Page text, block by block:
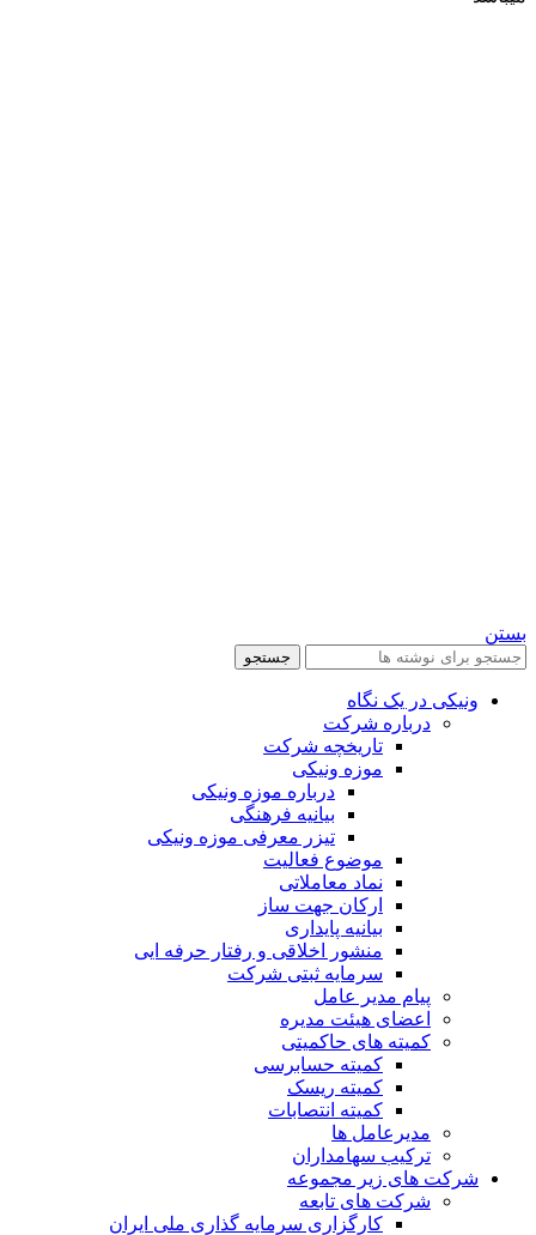
بستن
جستجو
ونیکی در یک نگاه
درباره شرکت
تاریخچه شرکت
موزه ونیکی
درباره موزه ونیکی
بیانیه فرهنگی
تیزر معرفی موزه ونیکی
موضوع فعالیت
نماد معاملاتی
ارکان جهت ساز
بیانیه پایداری
منشور اخلاقی و رفتار حرفه ایی
سرمایه ثبتی شرکت
پیام مدیر عامل
اعضای هیئت مدیره
کمیته های حاکمیتی
کمیته حسابرسی
کمیته ریسک
کمیته انتصابات
مدیرعامل ها
ترکیب سهامداران
شرکت های زیر مجموعه
شرکت های تابعه
کارگزاری سرمایه گذاری ملی ایران